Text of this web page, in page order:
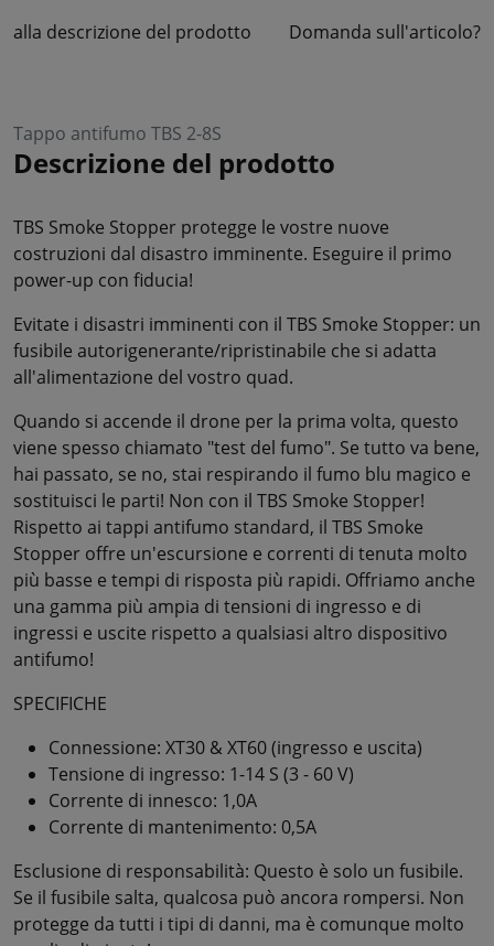
alla descrizione del prodotto Domanda sull'articolo?
Tappo antifumo TBS 2-8S
Descrizione del prodotto
TBS Smoke Stopper protegge le vostre nuove
costruzioni dal disastro imminente. Eseguire il primo
power-up con fiducia!
Evitate i disastri imminenti con il TBS Smoke Stopper: un
fusibile autorigenerante/ripristinabile che si adatta
all'alimentazione del vostro quad.
Quando si accende il drone per la prima volta, questo
viene spesso chiamato "test del fumo". Se tutto va bene,
hai passato, se no, stai respirando il fumo blu magico e
sostituisci le parti! Non con il TBS Smoke Stopper!
Rispetto ai tappi antifumo standard, il TBS Smoke
Stopper offre un'escursione e correnti di tenuta molto
più basse e tempi di risposta più rapidi. Offriamo anche
una gamma più ampia di tensioni di ingresso e di
ingressi e uscite rispetto a qualsiasi altro dispositivo
antifumo!
SPECIFICHE
Connessione: XT30 & XT60 (ingresso e uscita)
Tensione di ingresso: 1-14 S (3 - 60 V)
Corrente di innesco: 1,0A
Corrente di mantenimento: 0,5A
Esclusione di responsabilità: Questo è solo un fusibile.
Se il fusibile salta, qualcosa può ancora rompersi. Non
protegge da tutti i tipi di danni, ma è comunque molto